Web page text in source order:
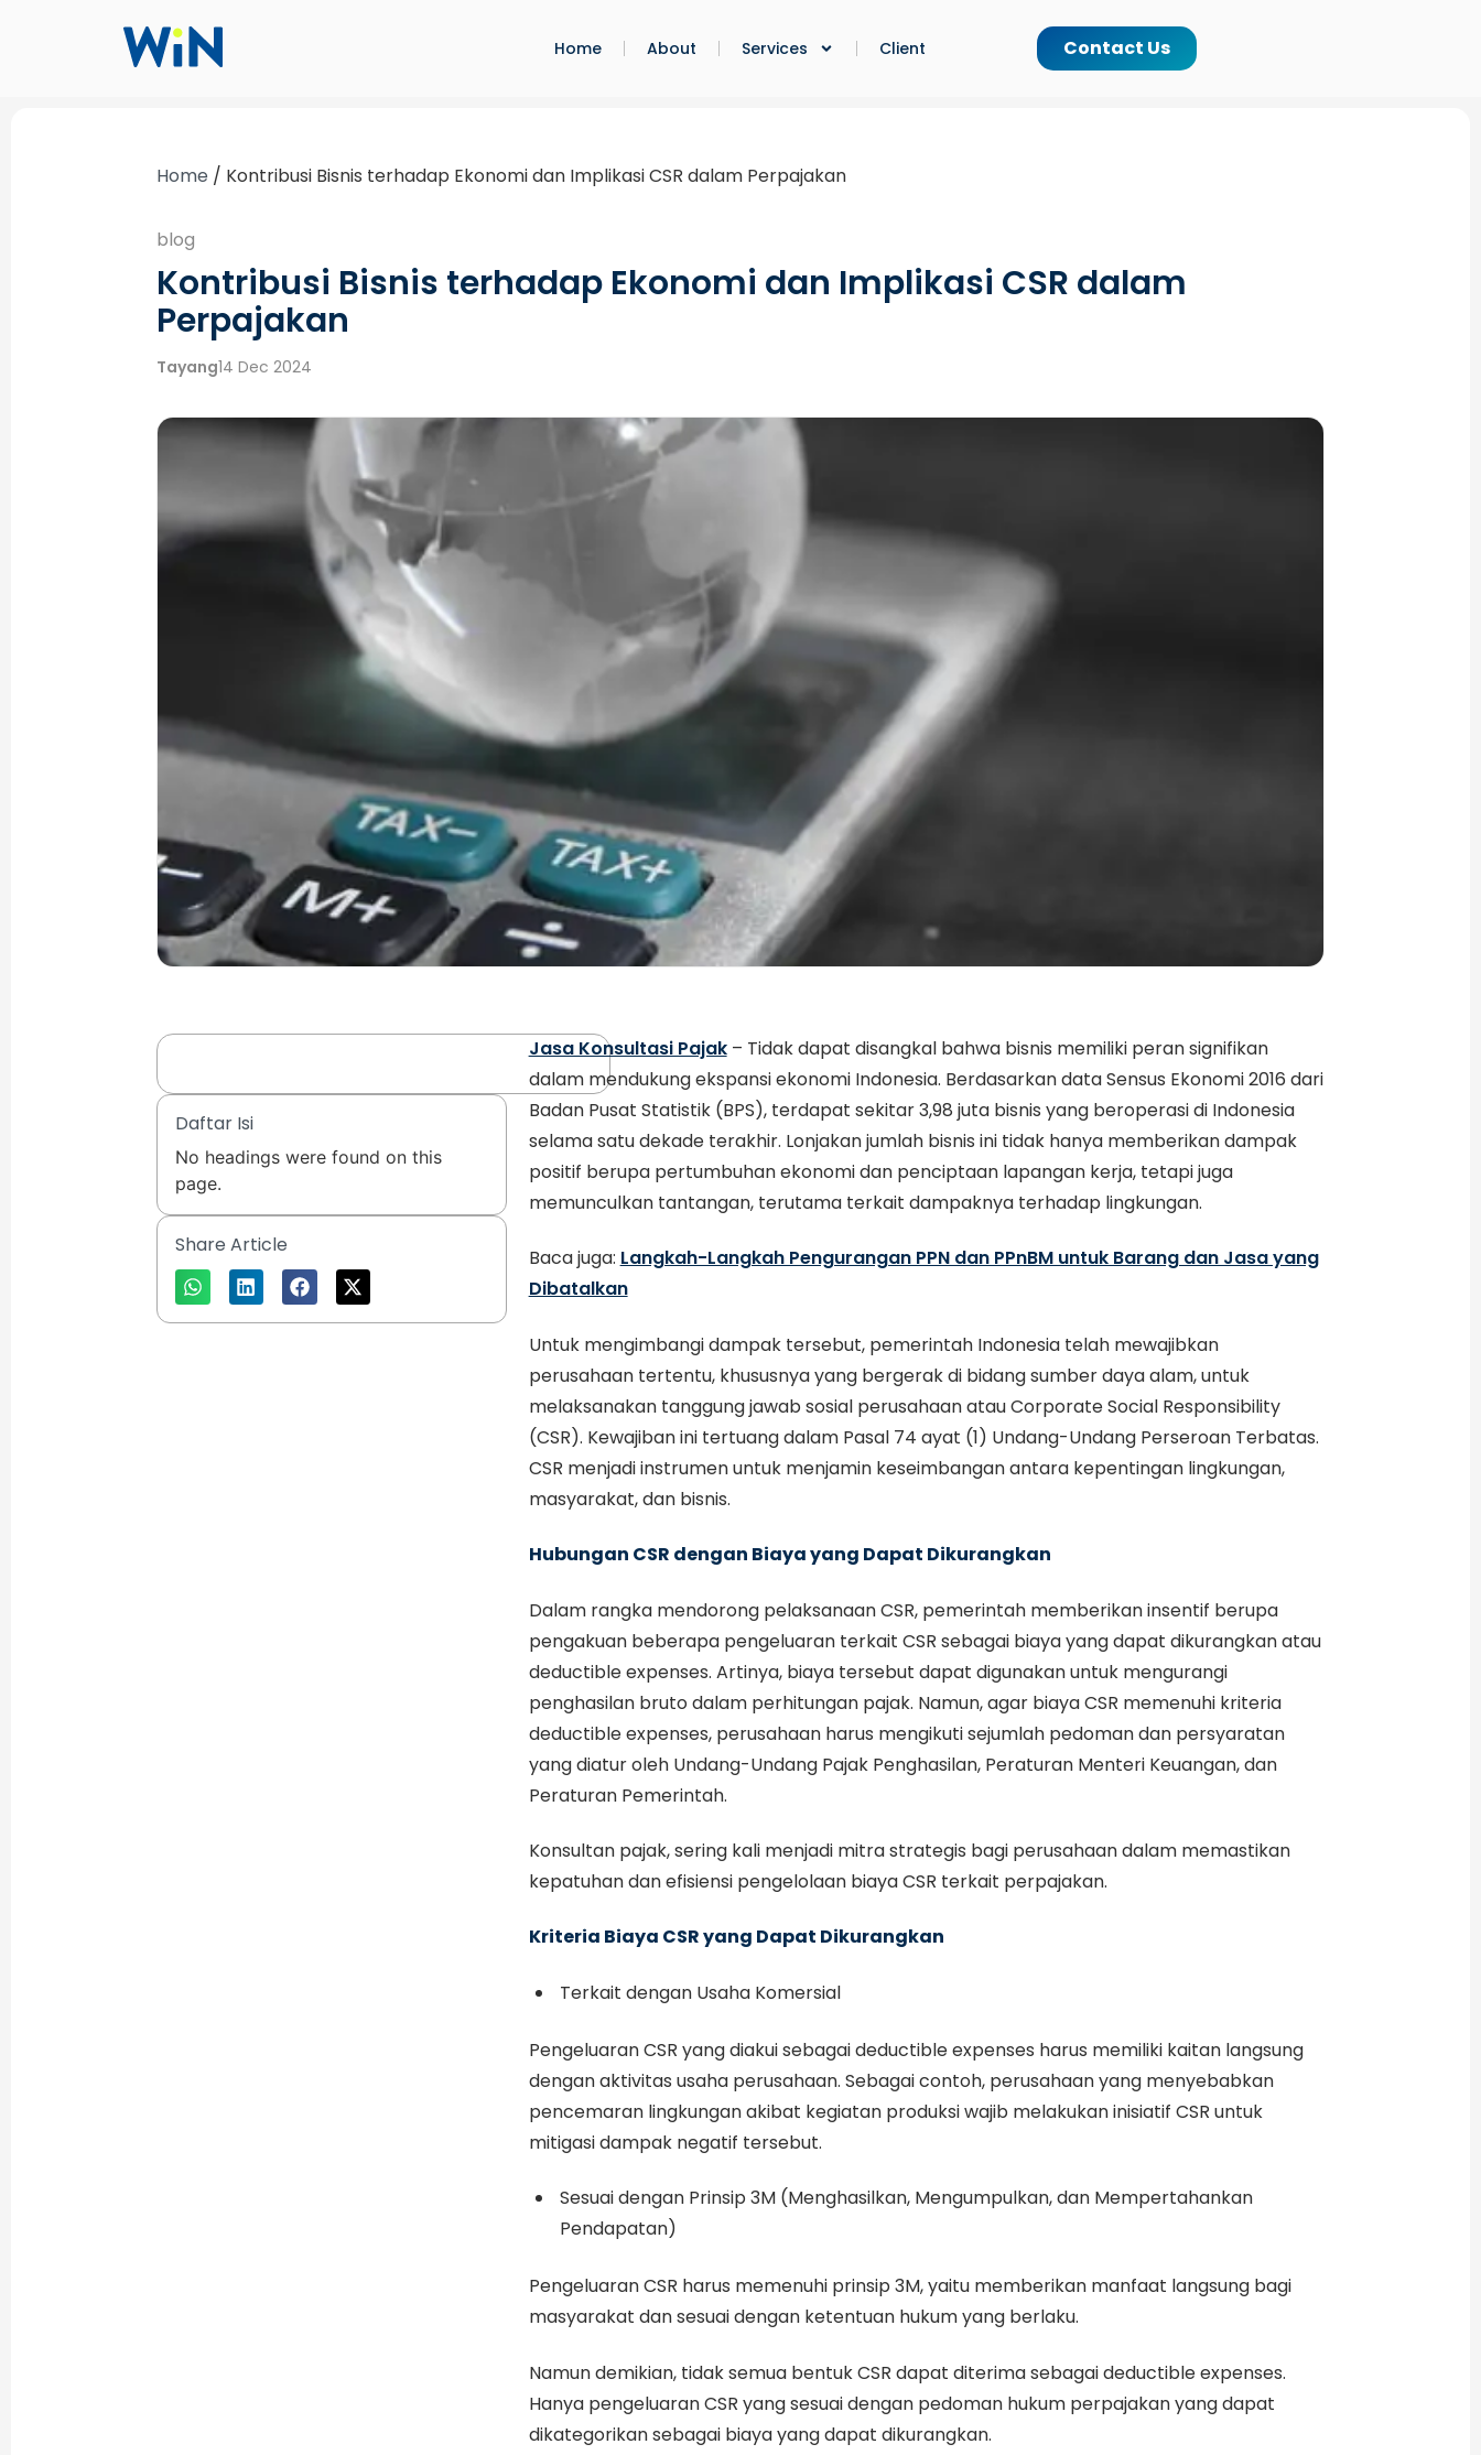
Home About Services Client Contact Us
Home / Kontribusi Bisnis terhadap Ekonomi dan Implikasi CSR dalam Perpajakan
blog
Kontribusi Bisnis terhadap Ekonomi dan Implikasi CSR dalam
Perpajakan
Tayang14 Dec 2024
Daftar Isi
No headings were found on this
page.
Share Article
Jasa Konsultasi Pajak– Tidak dapat disangkal bahwa bisnis memiliki peran signifikan
dalam mendukung ekspansi ekonomi Indonesia. Berdasarkan data Sensus Ekonomi 2016 dari
Badan Pusat Statistik (BPS), terdapat sekitar 3,98 juta bisnis yang beroperasi di Indonesia
selama satu dekade terakhir. Lonjakan jumlah bisnis ini tidak hanya memberikan dampak
positif berupa pertumbuhan ekonomi dan penciptaan lapangan kerja, tetapi juga
memunculkan tantangan, terutama terkait dampaknya terhadap lingkungan.
Baca juga: Langkah-Langkah Pengurangan PPN dan PPnBM untuk Barang dan Jasa yang
Dibatalkan
Untuk mengimbangi dampak tersebut, pemerintah Indonesia telah mewajibkan
perusahaan tertentu, khususnya yang bergerak di bidang sumber daya alam, untuk
melaksanakan tanggung jawab sosial perusahaan atau Corporate Social Responsibility
(CSR). Kewajiban ini tertuang dalam Pasal 74 ayat (1) Undang-Undang Perseroan Terbatas.
CSR menjadi instrumen untuk menjamin keseimbangan antara kepentingan lingkungan,
masyarakat, dan bisnis.
Hubungan CSR dengan Biaya yang Dapat Dikurangkan
Dalam rangka mendorong pelaksanaan CSR, pemerintah memberikan insentif berupa
pengakuan beberapa pengeluaran terkait CSR sebagai biaya yang dapat dikurangkan atau
deductible expenses. Artinya, biaya tersebut dapat digunakan untuk mengurangi
penghasilan bruto dalam perhitungan pajak. Namun, agar biaya CSR memenuhi kriteria
deductible expenses, perusahaan harus mengikuti sejumlah pedoman dan persyaratan
yang diatur oleh Undang-Undang Pajak Penghasilan, Peraturan Menteri Keuangan, dan
Peraturan Pemerintah.
Konsultan pajak, sering kali menjadi mitra strategis bagi perusahaan dalam memastikan
kepatuhan dan efisiensi pengelolaan biaya CSR terkait perpajakan.
Kriteria Biaya CSR yang Dapat Dikurangkan
Terkait dengan Usaha Komersial
Pengeluaran CSR yang diakui sebagai deductible expenses harus memiliki kaitan langsung
dengan aktivitas usaha perusahaan. Sebagai contoh, perusahaan yang menyebabkan
pencemaran lingkungan akibat kegiatan produksi wajib melakukan inisiatif CSR untuk
mitigasi dampak negatif tersebut.
Sesuai dengan Prinsip 3M (Menghasilkan, Mengumpulkan, dan Mempertahankan
Pendapatan)
Pengeluaran CSR harus memenuhi prinsip 3M, yaitu memberikan manfaat langsung bagi
masyarakat dan sesuai dengan ketentuan hukum yang berlaku.
Namun demikian, tidak semua bentuk CSR dapat diterima sebagai deductible expenses.
Hanya pengeluaran CSR yang sesuai dengan pedoman hukum perpajakan yang dapat
dikategorikan sebagai biaya yang dapat dikurangkan.